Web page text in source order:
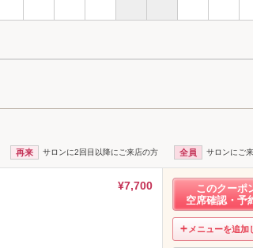
再来 サロンに2回目以降にご来店の方 全員 サロンにご
¥7,700
このクーポ
空席確認・予
メニューを追加